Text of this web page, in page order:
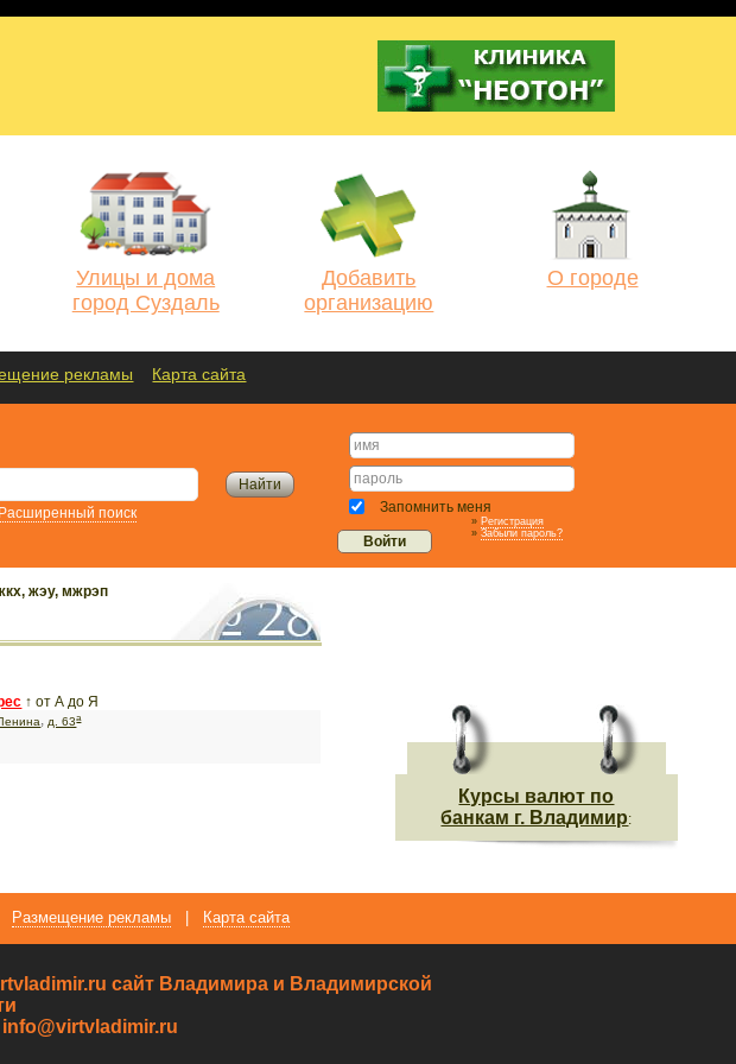
Улицы и дома
город Суздаль
Добавить
организацию
О городе
рекламы Карта сайта
Расширенный поиск Запомнить меня
» Регистрация
» Забыли пароль?
жэу, мжрэп
↑ от А до Я
, д. 63а
Курсы валют по
банкам г. Владимир:
Размещение рекламы Карта сайта
cайт Владимира и Владимирской